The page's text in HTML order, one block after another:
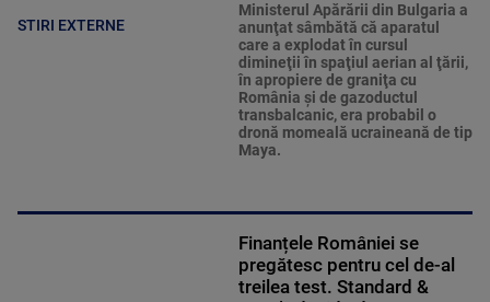
STIRI EXTERNE
Ministerul Apărării din Bulgaria a
anunţat sâmbătă că aparatul
care a explodat în cursul
dimineţii în spaţiul aerian al ţării,
în apropiere de graniţa cu
România şi de gazoductul
transbalcanic, era probabil o
dronă momeală ucraineană de tip
Maya.
Finanțele României se
pregătesc pentru cel de-al
treilea test. Standard &